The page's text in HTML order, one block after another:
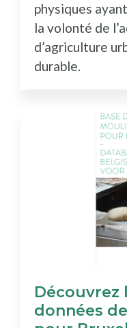
physiques
la volonté de
d’agriculture
durable.
Découvrez
données